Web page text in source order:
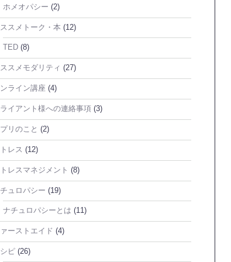
ホメオパシー (2)
スメトーク・本 (12)
TED (8)
スメモダリティ (27)
ライン講座 (4)
イアント様への連絡事項 (3)
リのこと (2)
レス (12)
レスマネジメント (8)
ュロパシー (19)
ナチュロパシーとは (11)
ーストエイド (4)
ピ (26)